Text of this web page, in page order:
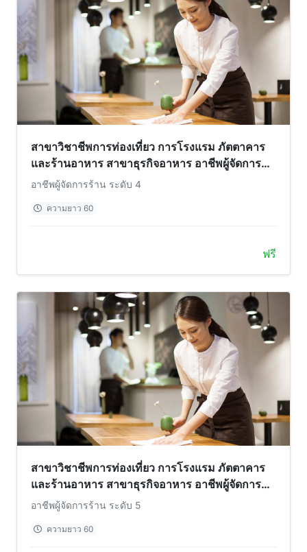
สาขาวิชาชีพการท่องเที่ยว การโรงแรม ภัตตาคาร
และร้านอาหาร สาขาธุรกิจอาหาร อาชีพผู้จัดการ
ร้าน ระดับ 4
อาชีพผู้จัดการร้าน ระดับ 4
ความยาว 60
ฟรี
สาขาวิชาชีพการท่องเที่ยว การโรงแรม ภัตตาคาร
และร้านอาหาร สาขาธุรกิจอาหาร อาชีพผู้จัดการ
ร้าน ระดับ 5
อาชีพผู้จัดการร้าน ระดับ 5
ความยาว 60